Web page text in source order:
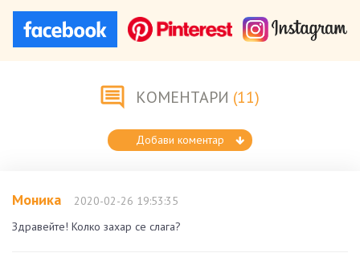
КОМЕНТАРИ (11)
Добави коментар
Моника
2020-02-26 19:53:35
Здравейте! Колко захар се слага?